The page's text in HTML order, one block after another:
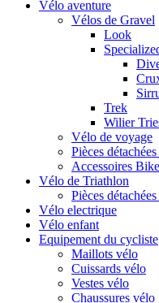
Vélo aventure
Vélos de Gravel
Look
Trek
Wilier
Vélo de voyage
Pièces
Accessoires
Vélo de Triathlon
Pièces
Vélo electrique
Vélo enfant
Equipement du cycliste
Maillots vélo
Cuissards vélo
Vestes vélo
Chaussures vélo